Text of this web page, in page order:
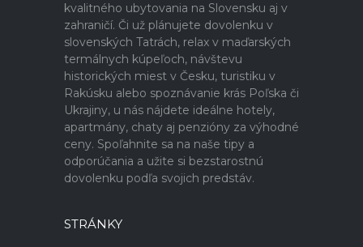
kvalitného ubytovania na Slovensku aj v
zahraničí. Či už plánujete dovolenku v
slovenských Tatrách, relax v maďarských
termálnych kúpeľoch, návštevu
historických miest v Česku, turistiku v
Rakúsku alebo spoznávanie krás Poľska či
Ukrajiny, u nás nájdete ideálne hotely,
apartmány, chaty aj penzióny za výhodné
ceny. Spoľahnite sa na naše tipy a
odporúčania a užite si bezstarostnú
dovolenku podľa svojich predstáv.
STRÁNKY